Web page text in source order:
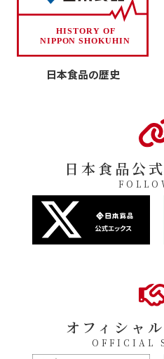
日本食品の歴史
日本食品公
オフィシャ
OFFICIAL